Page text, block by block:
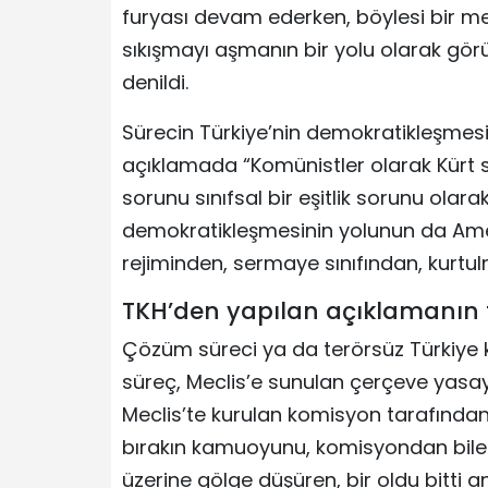
furyası devam ederken, böylesi bir
sıkışmayı aşmanın bir yolu olarak
denildi.
Sürecin Türkiye’nin
açıklamada “Komünistler olarak
sorunu sınıfsal bir eşitlik sorunu
demokratikleşmesinin yolunun da
rejiminden, sermaye sınıfından,
TKH’den yapılan
Çözüm süreci ya da terörsüz
süreç, Meclis’e sunulan çerçeve
Meclis’te kurulan komisyon
bırakın kamuoyunu, komisyondan
üzerine gölge düşüren, bir oldu bitti